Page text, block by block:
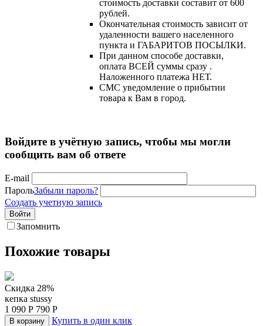
стоимость доставки составит от 600
рублей.
Окончательная стоимость зависит от
удаленности вашего населенного
пункта и ГАБАРИТОВ ПОСЫЛКИ.
При данном способе доставки,
оплата ВСЕЙ суммы сразу .
Наложенного платежа НЕТ.
СМС уведомление о прибытии
товара к Вам в город.
Войдите в учётную запись, чтобы мы могли
сообщить вам об ответе
E-mail
ПарольЗабыли пароль?
Создать учетную запись
Войти
Запомнить
Похожие товары
Скидка 28%
кепка stussy
1 090 Р 790 Р
В корзину
Купить в один клик